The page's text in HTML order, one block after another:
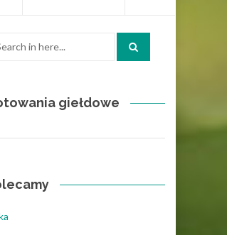
giełdowe